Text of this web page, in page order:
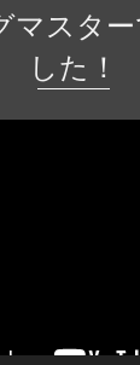
マスター
した！